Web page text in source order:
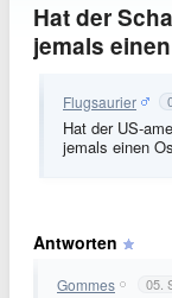
Hat der
jemals
Flugsaurier
Hat der US-
jemals einen
Antworten
Gommes 05.